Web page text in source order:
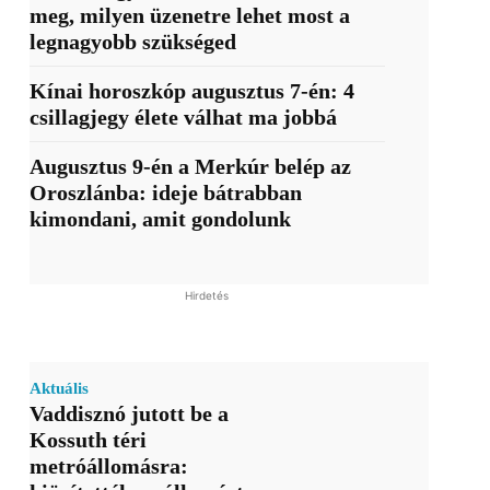
meg, milyen üzenetre lehet most a
legnagyobb szükséged
Kínai horoszkóp augusztus 7-én: 4
csillagjegy élete válhat ma jobbá
Augusztus 9-én a Merkúr belép az
Oroszlánba: ideje bátrabban
kimondani, amit gondolunk
Hirdetés
Aktuális
Vaddisznó jutott be a
Kossuth téri
metróállomásra: